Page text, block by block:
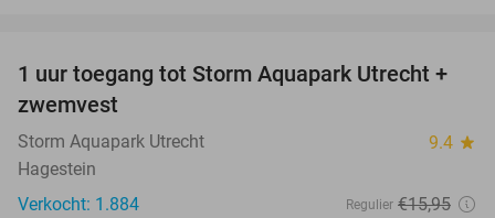
31%
1 uur toegang tot Storm Aquapark Utrecht +
zwemvest
Storm Aquapark Utrecht 9.4 star
Hagestein
Verkocht: 1.884
Regulier €15,95